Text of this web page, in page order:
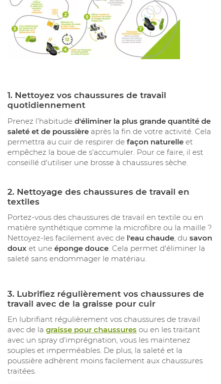
1. Nettoyez vos chaussures de travail
quotidiennement
Prenez l’habitude d'éliminer la plus grande quantité de
saleté et de poussière après la fin de votre activité. Cela
permettra au cuir de respirer de façon naturelle et
empêchez la boue de s'accumuler. Pour ce faire, il est
conseillé d'utiliser une brosse à chaussures sèche.
2. Nettoyage des chaussures de travail en
textiles
Portez-vous des chaussures de travail en textile ou en
matière synthétique comme la microfibre ou la maille ?
Nettoyez-les facilement avec de l'eau chaude, du savon
doux et une éponge douce. Cela permet d'éliminer la
saleté sans endommager le matériau.
3. Lubrifiez régulièrement vos chaussures de
travail avec de la graisse pour cuir
En lubrifiant régulièrement vos chaussures de travail
avec de la graisse pour chaussures ou en les traitant
avec un spray d'imprégnation, vous les maintenez
souples et imperméables. De plus, la saleté et la
poussière adhèrent moins facilement aux chaussures
traitées.